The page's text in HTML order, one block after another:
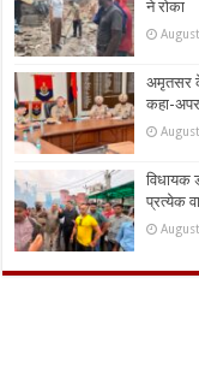
ने रोका
अमृतसर
कहा-
विधायक
प्रत्येक